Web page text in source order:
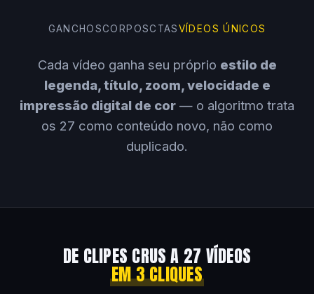
GANCHOSCORPOSCTASVÍDEOS ÚNICOS
Cada vídeo ganha seu próprio estilo de
legenda, título, zoom, velocidade e
impressão digital de cor — o algoritmo trata
os 27 como conteúdo novo, não como
duplicado.
DE CLIPES CRUS A 27 VÍDEOS
EM 3 CLIQUES